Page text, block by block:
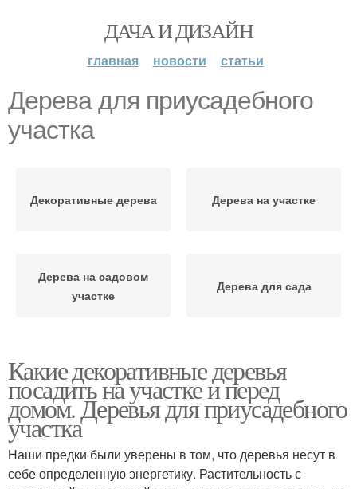
ДАЧА И ДИЗАЙН
главная новости статьи
Дерева для приусадебного
участка
Декоративные дерева Дерева на участке
Дерева на садовом
участке
Дерева для сада
Какие декоративные деревья
посадить на участке и перед
домом. Деревья для приусадебного
участка
Наши предки были уверены в том, что деревья несут в
себе определенную энергетику. Растительность с